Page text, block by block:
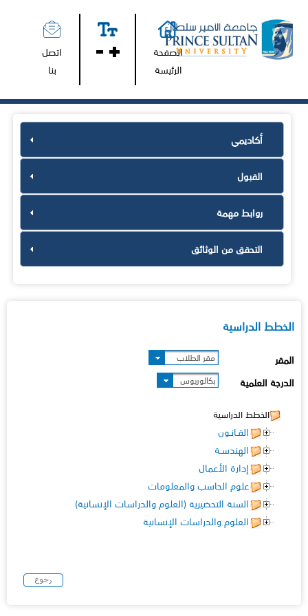
الصفحة
الرئيسة
اتصل
بنا
أكاديمي
القبول
روابط مهمة
التحقق من الوثائق
الخطط الدراسية
المقر مقر الطلاب
الدرجة العلمية بكالوريوس
الخطط الدراسية
القـانـون
الهندسـة
إدارة الأعمال
علوم الحاسب والمعلومات
السنة التحضيرية (العلوم والدراسات الإنسانية)
العلوم والدراسات الإنسانية